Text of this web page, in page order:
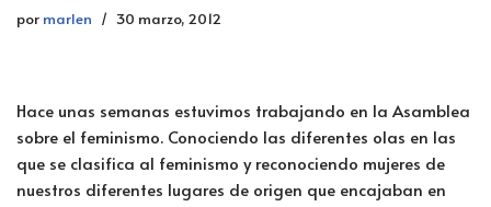
por marlen 30 marzo, 2012
Hace unas semanas estuvimos trabajando en la Asamblea
sobre el feminismo. Conociendo las diferentes olas en las
que se clasifica al feminismo y reconociendo mujeres de
nuestros diferentes lugares de origen que encajaban en